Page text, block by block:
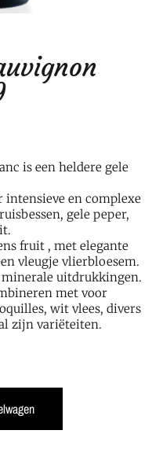
is een heldere gele
intensieve en complexe
gele peper,
fruit , met elegante
vleugje vlierbloesem.
uitdrukkingen.
met voor
wit vlees, divers
zijn variëteiten.